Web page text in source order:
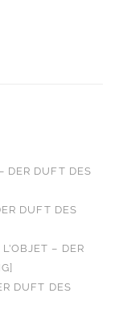
DER DUFT DES
DUFT DES
– DER
DUFT DES